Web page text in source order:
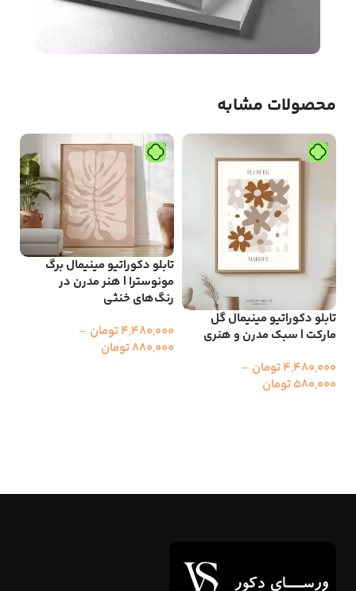
محصولات مشابه
تابلو دکوراتیو مینیمال گل
مارکت | سبک مدرن و هنری
4,480,000تومان –
580,000تومان
تابلو دکوراتیو مینیمال برگ
مونوسترا | هنر مدرن در
رنگ‌های خنثی
4,480,000تومان –
880,000تومان